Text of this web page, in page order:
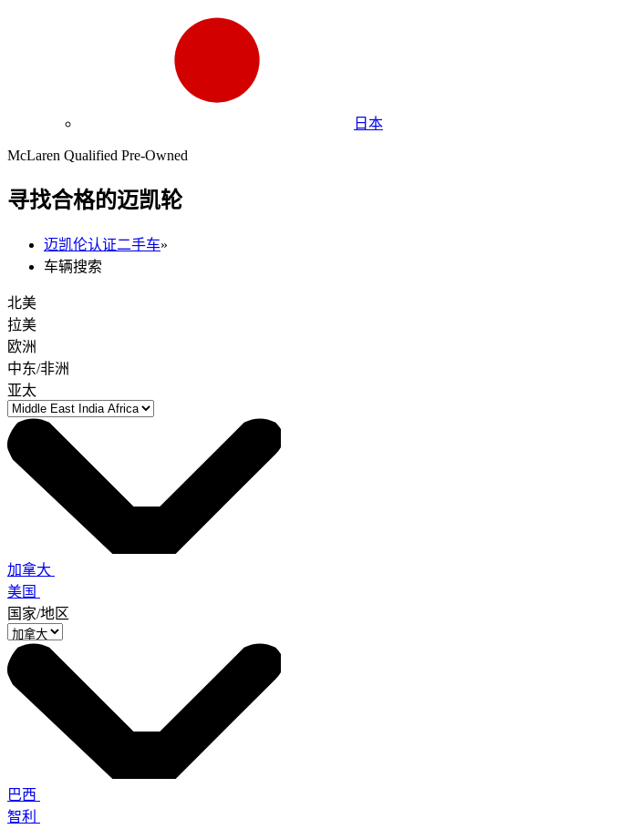
日本
McLaren Qualified Pre-Owned
寻找合格的迈凯轮
迈凯伦认证二手车»
车辆搜索
北美
拉美
欧洲
中东/非洲
亚太
加拿大
美国
国家/地区
巴西
智利